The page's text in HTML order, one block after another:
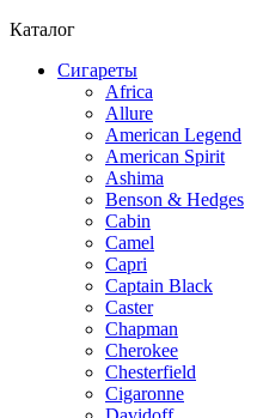
Каталог
Сигареты
Africa
Allure
American Legend
American Spirit
Ashima
Benson & Hedges
Cabin
Camel
Capri
Captain Black
Caster
Chapman
Cherokee
Chesterfield
Cigaronne